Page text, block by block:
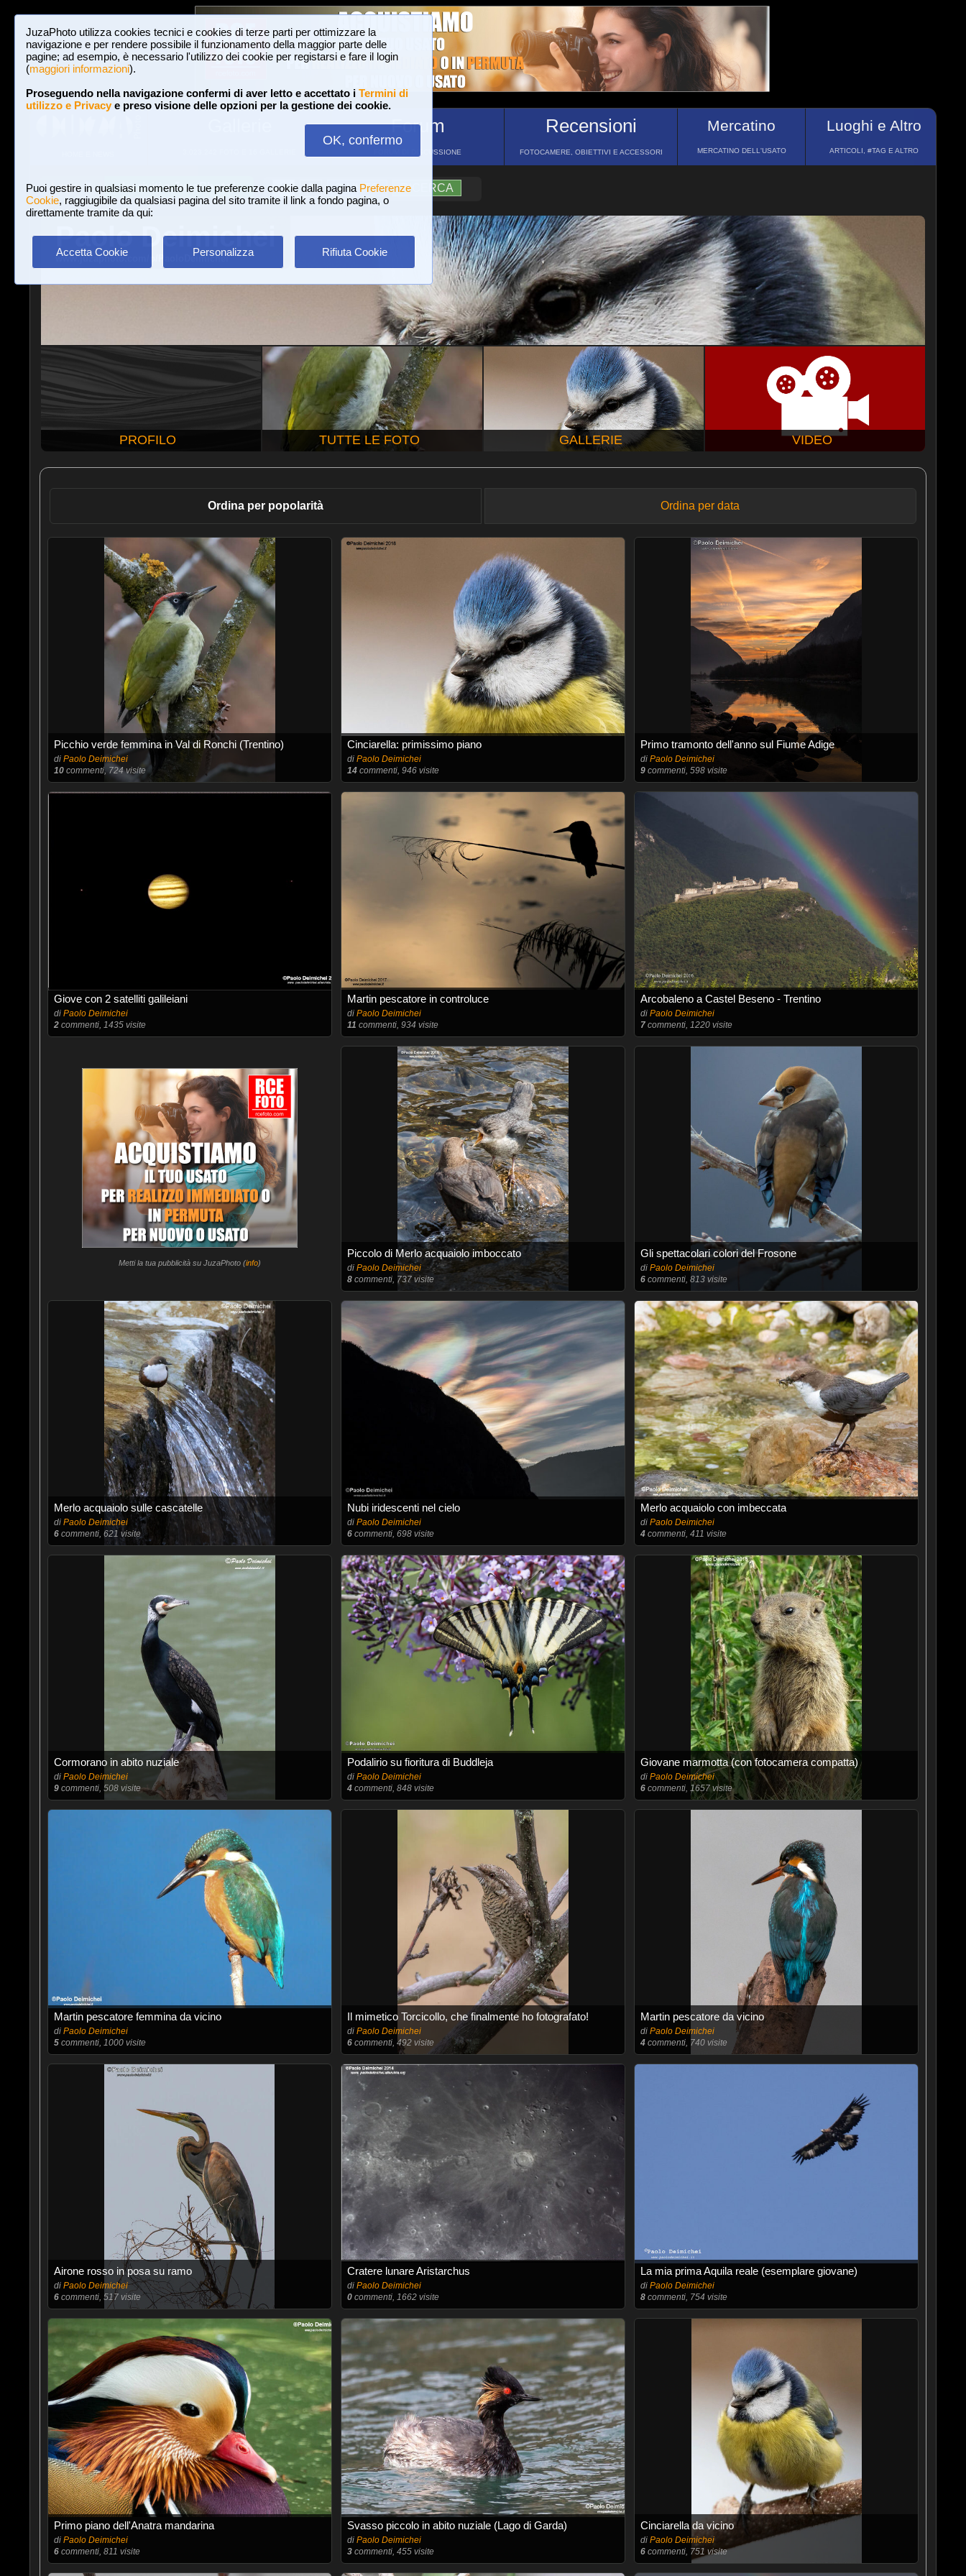
JuzaPhoto utilizza cookies tecnici e cookies di terze parti per ottimizzare la
navigazione e per rendere possibile il funzionamento della maggior parte delle
pagine; ad esempio, è necessario l'utilizzo dei cookie per registarsi e fare il login
(maggiori informazioni).
Proseguendo nella navigazione confermi di aver letto e accettato i Termini di
utilizzo e Privacye preso visione delle opzioni per la gestione dei cookie.
OK, confermo
Puoi gestire in qualsiasi momento le tue preferenze cookie dalla pagina Preferenze
Cookie, raggiugibile da qualsiasi pagina del sito tramite il link a fondo pagina, o
direttamente tramite da qui:
Accetta Cookie Personalizza Rifiuta Cookie
Forum
FORUM DI DISCUSSIONE
Recensioni
FOTOCAMERE, OBIETTIVI E ACCESSORI
Mercatino
MERCATINO DELL'USATO
Luoghi e Altro
ARTICOLI, #TAG E ALTRO
Login Iscriviti a JuzaPhoto! A A ?AIUTO RICERCA
Paolo Deimichei
www.juzaphoto.com/p/PaoloDeimichei
PROFILO TUTTE LE FOTO GALLERIE VIDEO
Ordina per popolarità Ordina per data
Picchio verde femmina in Val di Ronchi (Trentino)
di Paolo Deimichei
10commenti, 724 visite
Cinciarella: primissimo piano
di Paolo Deimichei
14commenti, 946 visite
Primo tramonto dell'anno sul Fiume Adige
diPaolo Deimichei
9 commenti, 598 visite
Giove con 2 satelliti galileiani
di Paolo Deimichei
2commenti, 1435 visite
Martin pescatore in controluce
di Paolo Deimichei
11 commenti, 934 visite
Arcobaleno a Castel Beseno - Trentino
diPaolo Deimichei
7 commenti, 1220 visite
Metti la tua pubblicità su JuzaPhoto (info)
Piccolo di Merlo acquaiolo imboccato
di Paolo Deimichei
8commenti, 737 visite
Gli spettacolari colori del Frosone
diPaolo Deimichei
6 commenti, 813 visite
Merlo acquaiolo sulle cascatelle
di Paolo Deimichei
6commenti, 621 visite
Nubi iridescenti nel cielo
di Paolo Deimichei
6commenti, 698 visite
Merlo acquaiolo con imbeccata
diPaolo Deimichei
4 commenti, 411 visite
Cormorano in abito nuziale
di Paolo Deimichei
9commenti, 508 visite
Podalirio su fioritura di Buddleja
di Paolo Deimichei
4commenti, 848 visite
Giovane marmotta (con fotocamera compatta)
diPaolo Deimichei
6 commenti, 1657 visite
Martin pescatore femmina da vicino
di Paolo Deimichei
5commenti, 1000 visite
Il mimetico Torcicollo, che finalmente ho fotografato!
di Paolo Deimichei
6commenti, 492 visite
Martin pescatore da vicino
diPaolo Deimichei
4 commenti, 740 visite
Airone rosso in posa su ramo
di Paolo Deimichei
6commenti, 517 visite
Cratere lunare Aristarchus
di Paolo Deimichei
0commenti, 1662 visite
La mia prima Aquila reale (esemplare giovane)
diPaolo Deimichei
8 commenti, 754 visite
Primo piano dell'Anatra mandarina
di Paolo Deimichei
6commenti, 811 visite
Svasso piccolo in abito nuziale (Lago di Garda)
di Paolo Deimichei
3commenti, 455 visite
Cinciarella da vicino
diPaolo Deimichei
6 commenti, 751 visite